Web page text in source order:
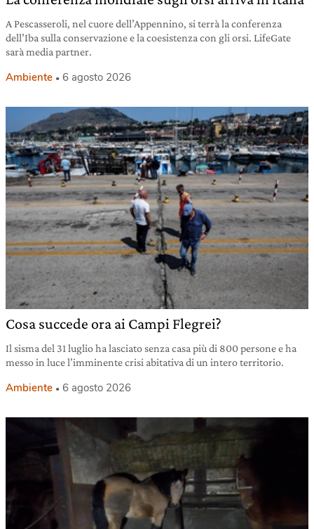
A Pescasseroli, nel cuore dell’Appennino, si terrà la conferenza
dell’Iba sulla conservazione e la coesistenza con gli orsi. LifeGate
sarà media partner.
Ambiente 6 agosto 2026
Cosa succede ora ai Campi Flegrei?
Il sisma del 31 luglio ha lasciato senza casa più di 800 persone e ha
messo in luce l’imminente crisi abitativa di un intero territorio.
Ambiente 6 agosto 2026